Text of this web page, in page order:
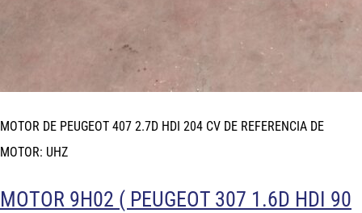
MOTOR DE PEUGEOT 407 2.7D HDI 204 CV DE REFERENCIA DE
MOTOR: UHZ
MOTOR 9H02 ( PEUGEOT 307 1.6D HDI 90